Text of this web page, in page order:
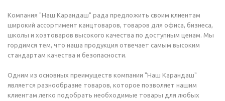
Компания "Наш Карандаш" рада предложить своим клиентам
широкий ассортимент канцтоваров, товаров для офиса, бизнеса,
школы и хозтоваров высокого качества по доступным ценам. Мы
гордимся тем, что наша продукция отвечает самым высоким
стандартам качества и безопасности.
Одним из основных преимуществ компании "Наш Карандаш"
является разнообразие товаров, которое позволяет нашим
клиентам легко подобрать необходимые товары для любых